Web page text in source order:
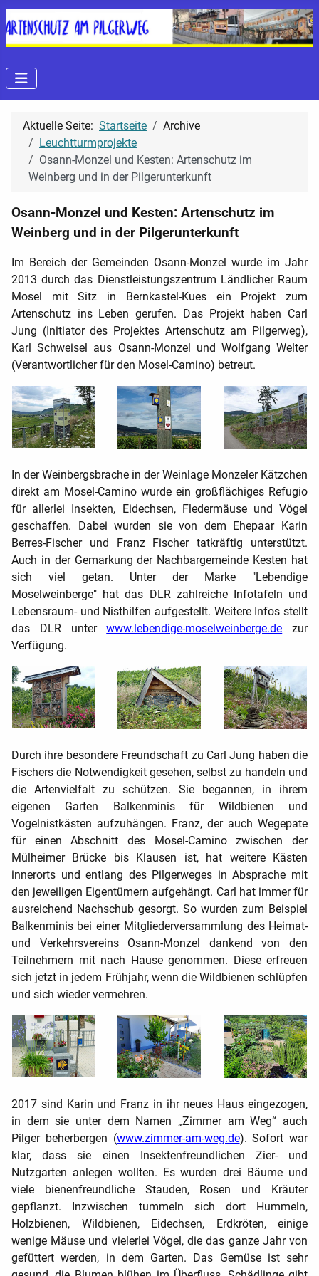
Aktuelle Seite: Startseite
Archive
Leuchtturmprojekte
Osann-Monzel und Kesten: Artenschutz im
Weinberg und in der Pilgerunterkunft
Osann-Monzel und Kesten: Artenschutz im
Weinberg und in der Pilgerunterkunft
Im Bereich der Gemeinden Osann-Monzel wurde im Jahr
2013 durch das Dienstleistungszentrum Ländlicher Raum
Mosel mit Sitz in Bernkastel-Kues ein Projekt zum
Artenschutz ins Leben gerufen. Das Projekt haben Carl
Jung (Initiator des Projektes Artenschutz am Pilgerweg),
Karl Schweisel aus Osann-Monzel und Wolfgang Welter
(Verantwortlicher für den Mosel-Camino) betreut.
In derWeinbergsbrache in der Weinlage Monzeler Kätzchen
direkt am Mosel-Camino wurde ein großflächiges Refugio
für allerlei Insekten, Eidechsen, Fledermäuse und Vögel
geschaffen. Dabei wurden sie von dem Ehepaar Karin
Berres-Fischer und Franz Fischer tatkräftig unterstützt.
Auch in der Gemarkung der Nachbargemeinde Kesten hat
sich viel getan. Unter der Marke "Lebendige
Moselweinberge" hat das DLR zahlreiche Infotafeln und
Lebensraum- und Nisthilfen aufgestellt. Weitere Infos stellt
das DLR unterwww.lebendige-moselweinberge.de zur
Verfügung.
Durch ihre besondere Freundschaft zu Carl Jung haben die
Fischers die Notwendigkeit gesehen, selbst zu handeln und
die Artenvielfalt zu schützen. Sie begannen, in ihrem
eigenen Garten Balkenminis für Wildbienen und
Vogelnistkästen aufzuhängen. Franz, der auch Wegepate
für einen Abschnitt des Mosel-Camino zwischen der
Mülheimer Brücke bis Klausen ist, hat weitere Kästen
innerorts und entlang des Pilgerweges in Absprache mit
den jeweiligen Eigentümern aufgehängt. Carl hat immer für
ausreichend Nachschub gesorgt. So wurden zum Beispiel
Balkenminis bei einer Mitgliederversammlung des Heimat-
und Verkehrsvereins Osann-Monzel dankend von den
Teilnehmern mit nach Hause genommen. Diese erfreuen
sich jetzt in jedem Frühjahr, wenn die Wildbienen schlüpfen
und sich wieder vermehren.
2017 sind Karin und Franz in ihr neues Haus eingezogen,
in dem sie unter dem Namen „Zimmer am Weg“ auch
Pilger beherbergen (www.zimmer-am-weg.de). Sofort war
klar, dass sie einen Insektenfreundlichen Zier- und
Nutzgarten anlegen wollten. Es wurden drei Bäume und
viele bienenfreundliche Stauden, Rosen und Kräuter
gepflanzt. Inzwischen tummeln sich dort Hummeln,
Holzbienen, Wildbienen, Eidechsen, Erdkröten, einige
wenige Mäuse und vielerlei Vögel, die das ganze Jahr von
gefüttert werden, in dem Garten. Das Gemüse ist sehr